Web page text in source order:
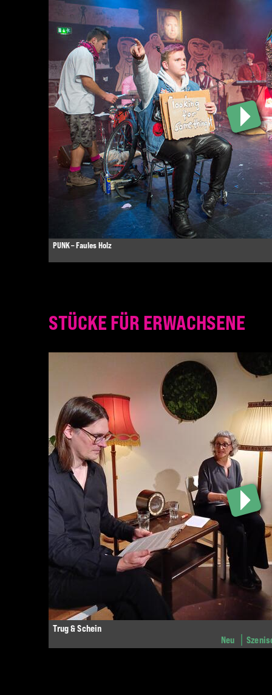
PUNK – Faules Holz
STÜCKE FÜR ERWACHSENE
Trug & Schein
Neu